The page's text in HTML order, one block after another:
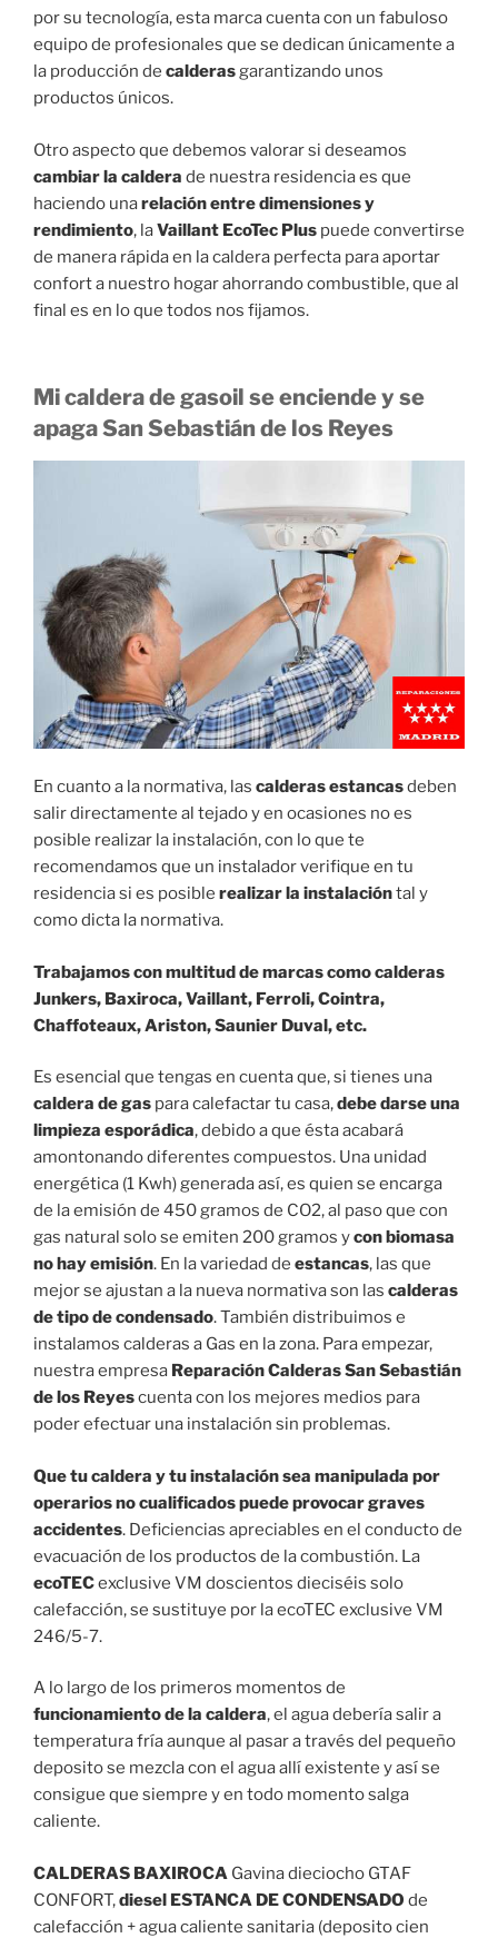
por su tecnología, esta marca cuenta con un fabuloso
equipo de profesionales que se dedican únicamente a
la producción de calderasgarantizando unos
productos únicos.
Otro aspecto que debemos valorar si deseamos
cambiar la caldera de nuestra residencia es que
haciendo unarelación entre dimensiones y
rendimiento, laVaillant EcoTec Plus puede convertirse
de manera rápida en la caldera perfecta para aportar
confort a nuestro hogar ahorrando combustible, que al
final es en lo que todos nos fijamos.
Mi caldera de gasoil se enciende y se
apaga San Sebastián de los Reyes
En cuanto a la normativa, las calderas estancasdeben
salir directamente al tejado y en ocasiones no es
posible realizar la instalación, con lo que te
recomendamos que un instalador verifique en tu
residencia si es posible realizar la instalacióntal y
como dicta la normativa.
Trabajamos con multitud de marcas como calderas
Junkers, Baxiroca, Vaillant, Ferroli, Cointra,
Chaffoteaux, Ariston, Saunier Duval, etc.
Es esencial que tengas en cuenta que, si tienes una
caldera de gas para calefactar tu casa,debe darse una
limpieza esporádica, debido a que ésta acabará
amontonando diferentes compuestos. Una unidad
energética (1 Kwh) generada así, es quien se encarga
de la emisión de 450 gramos de CO2, al paso que con
gas natural solo se emiten 200 gramos ycon biomasa
no hay emisión. En la variedad de estancas, las que
mejor se ajustan a la nueva normativa son las calderas
de tipo de condensado. También distribuimos e
instalamos calderas a Gas en la zona. Para empezar,
nuestra empresa Reparación Calderas San Sebastián
de los Reyescuenta con los mejores medios para
poder efectuar una instalación sin problemas.
Que tu caldera y tu instalación sea manipulada por
operarios no cualificados puede provocar graves
accidentes. Deficiencias apreciables en el conducto de
evacuación de los productos de la combustión. La
ecoTECexclusive VM doscientos dieciséis solo
calefacción, se sustituye por la ecoTEC exclusive VM
246/5-7.
A lo largo de los primeros momentos de
funcionamiento de la caldera, el agua debería salir a
temperatura fría aunque al pasar a través del pequeño
deposito se mezcla con el agua allí existente y así se
consigue que siempre y en todo momento salga
caliente.
CALDERAS BAXIROCA Gavina dieciocho GTAF
CONFORT,diesel ESTANCA DE CONDENSADO de
calefacción + agua caliente sanitaria (deposito cien